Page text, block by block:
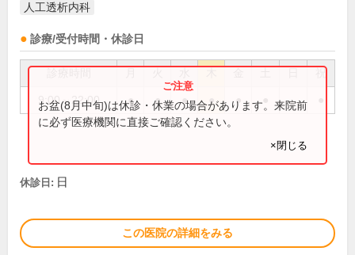
人工透析内科
診療/受付時間・休診日
祝
9:00～22:00 ● ● ● ● ●
お盆(8月中旬)は休診・休業の場合があります。来院前
に必ず医療機関に直接ご確認ください。
×閉じる
休診日: 日
この医院の詳細をみる